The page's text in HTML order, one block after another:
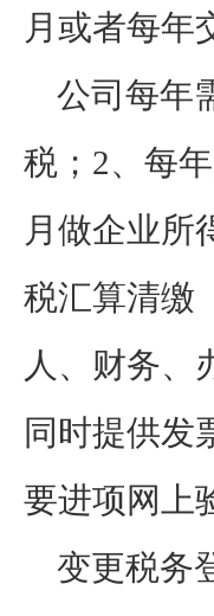
月或者每年
公司每年
税；2、每
月做企业所
税汇算清缴
人、财务、
同时提供发
要进项网上
变更税务